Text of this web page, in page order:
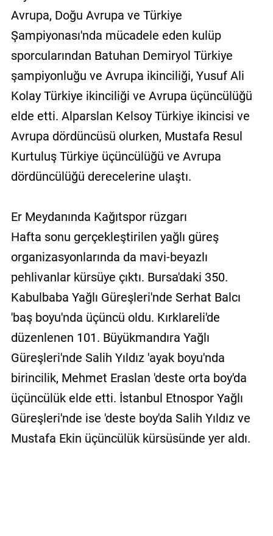
Avrupa, Doğu Avrupa ve Türkiye
Şampiyonası'nda mücadele eden kulüp
sporcularından Batuhan Demiryol Türkiye
şampiyonluğu ve Avrupa ikinciliği, Yusuf Ali
Kolay Türkiye ikinciliği ve Avrupa üçüncülüğü
elde etti. Alparslan Kelsoy Türkiye ikincisi ve
Avrupa dördüncüsü olurken, Mustafa Resul
Kurtuluş Türkiye üçüncülüğü ve Avrupa
dördüncülüğü derecelerine ulaştı.
Er Meydanında Kağıtspor rüzgarı
Hafta sonu gerçekleştirilen yağlı güreş
organizasyonlarında da mavi-beyazlı
pehlivanlar kürsüye çıktı. Bursa'daki 350.
Kabulbaba Yağlı Güreşleri'nde Serhat Balcı
'baş boyu'nda üçüncü oldu. Kırklareli'de
düzenlenen 101. Büyükmandıra Yağlı
Güreşleri'nde Salih Yıldız 'ayak boyu'nda
birincilik, Mehmet Eraslan 'deste orta boy'da
üçüncülük elde etti. İstanbul Etnospor Yağlı
Güreşleri'nde ise 'deste boy'da Salih Yıldız ve
Mustafa Ekin üçüncülük kürsüsünde yer aldı.